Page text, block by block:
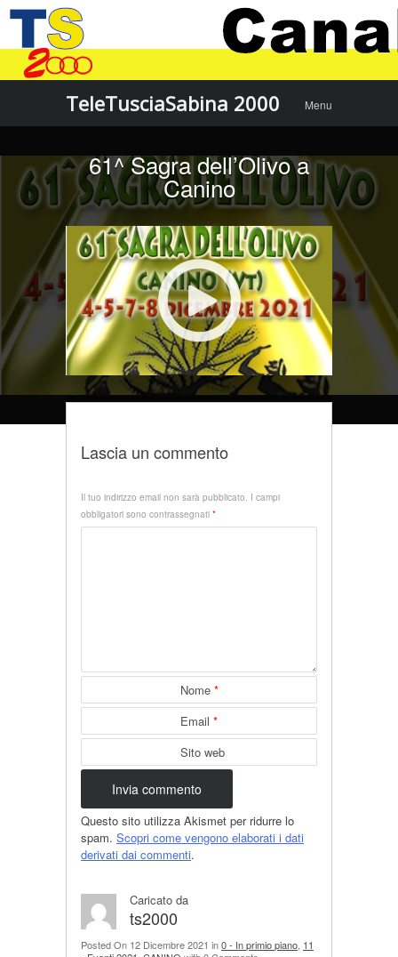
TeleTusciaSabina 2000
content
Menu
61^ Sagra dell’Olivo a
Canino
Lascia un commento
Il tuo indirizzo email non sarà pubblicato. I campi
obbligatori sono contrassegnati *
Nome *
Email *
Sito web
Questo sito utilizza Akismet per ridurre lo
spam. Scopri come vengono elaborati i dati
derivati dai commenti.
Caricato da
ts2000
Posted On 12 Dicembre 2021 in0 - In primio piano 11